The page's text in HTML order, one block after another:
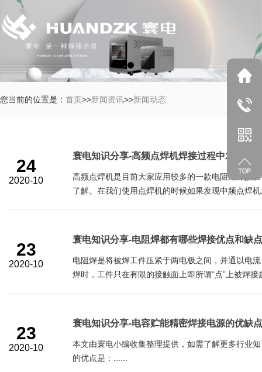
您当前的位置是： 首页>>新闻资讯>>新闻动态
24
2020-10
寰电知识分享-高频点焊机焊接过程中发烫的
高频点焊机是目前大家应用较多的一款电阻焊焊接
了解。在我们使用点焊机的时候如果发现中频点焊
23
2020-10
寰电知识分享-电阻焊都有哪些焊接优点和缺点
电阻焊是将被焊工件压紧于两电极之间，并通以电
焊时，工件只在有限的接触面上即所谓“点”上被焊
23
2020-10
寰电知识分享-电容贮能精密焊接电源的优缺
本文由寰电小编收集整理提供，如需了解更多行业
的优点是：......